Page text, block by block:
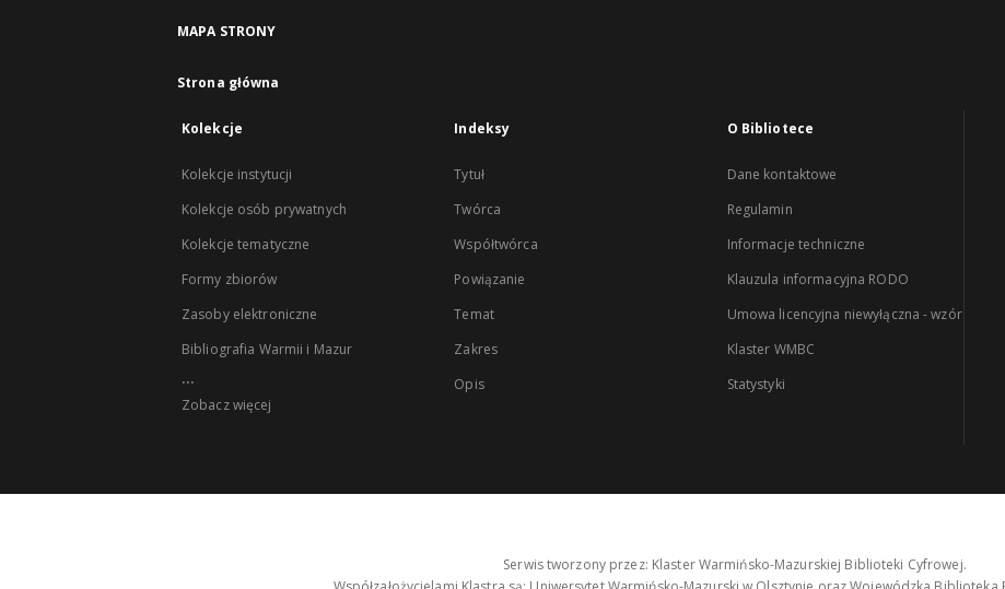
MAPA STRONY
Strona główna
Kolekcje
Kolekcje instytucji
Kolekcje osób prywatnych
Kolekcje tematyczne
Formy zbiorów
Zasoby elektroniczne
Bibliografia Warmii i Mazur
...
Zobacz więcej
Indeksy
Tytuł
Twórca
Współtwórca
Powiązanie
Temat
Zakres
Opis
O Bibliotece
Dane kontaktowe
Regulamin
Informacje techniczne
Klauzula informacyjna RODO
Umowa licencyjna niewyłączna - wzór
Klaster WMBC
Statystyki
Serwis tworzony przez: Klaster Warmińsko-Mazurskiej Biblioteki Cyfrowej.